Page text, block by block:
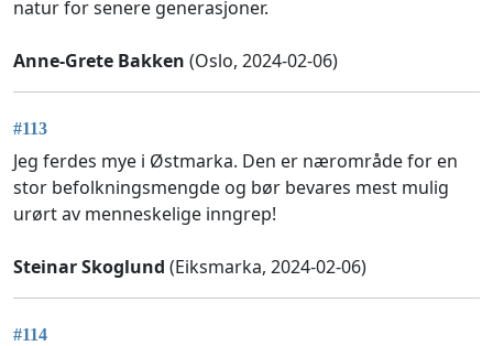
natur for senere generasjoner.
Anne-Grete Bakken (Oslo, 2024-02-06)
#113
Jeg ferdes mye i Østmarka. Den er nærområde for en
stor befolkningsmengde og bør bevares mest mulig
urørt av menneskelige inngrep!
Steinar Skoglund (Eiksmarka, 2024-02-06)
#114